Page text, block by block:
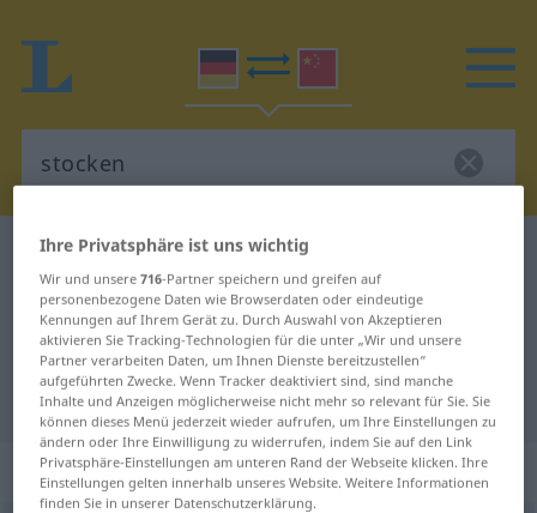
Deutsch-Chinesisch Wörterbuch
Deutsch-Chinesisch Übersetzung
für "stocken"
"stocken" Chinesisch Übersetzung
„stocken“: intransitives Verb
Ihre Privatsphäre ist uns wichtig
Wir und unsere716-Partner speichern und greifen auf
personenbezogene Daten wie Browserdaten oder eindeutige
Kennungen auf Ihrem Gerät zu. Durch Auswahl von Akzeptieren
aktivieren Sie Tracking-Technologien für die unter „Wir und unsere
Partner verarbeiten Daten, um Ihnen Dienste bereitzustellen“
aufgeführten Zwecke. Wenn Tracker deaktiviert sind, sind manche
Inhalte und Anzeigen möglicherweise nicht mehr so relevant für Sie. Sie
können dieses Menü jederzeit wieder aufrufen, um Ihre Einstellungen zu
ändern oder Ihre Einwilligung zu widerrufen, indem Sie auf den Link
Privatsphäre-Einstellungen am unteren Rand der Webseite klicken. Ihre
Einstellungen gelten innerhalb unseres Website. Weitere Informationen
finden Sie in unserer Datenschutzerklärung.